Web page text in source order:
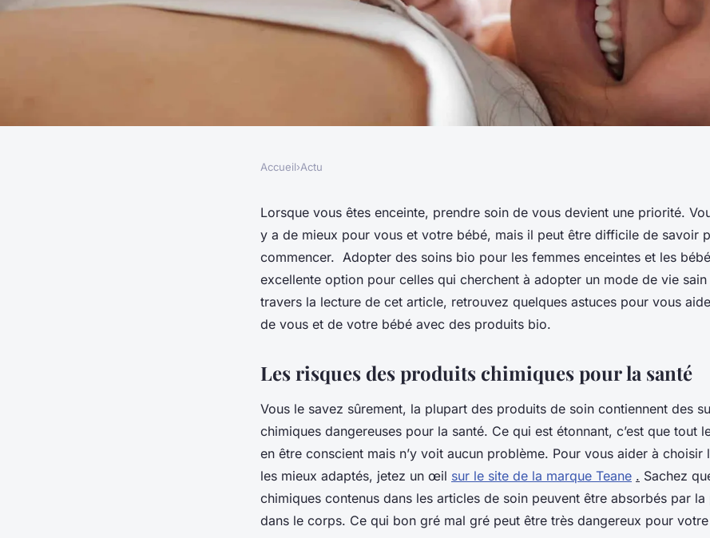
Adoptez une routine de soins bio pour
votre bébé : pourquoi et comment ?
Accueil›Actu
Lorsque vous êtes enceinte, prendre soin de vous devient une priorité.
y a de mieux pour vous et votre bébé, mais il peut être difficile de savoir
commencer. Adopter des soins bio pour les femmes enceintes et les
excellente option pour celles qui cherchent à adopter un mode de vie
travers la lecture de cet article, retrouvez quelques astuces pour vous
de vous et de votre bébé avec des produits bio.
Les risques des produits chimiques pour la santé
Vous le savez sûrement, la plupart des produits de soin contiennent des
chimiques dangereuses pour la santé. Ce qui est étonnant, c’est que tout
en être conscient mais n’y voit aucun problème. Pour vous aider à choisir
les mieux adaptés, jetez un œil sur le site de la marque Teane . Sachez
chimiques contenus dans les articles de soin peuvent être absorbés par la
dans le corps. Ce qui bon gré mal gré peut être très dangereux pour votre